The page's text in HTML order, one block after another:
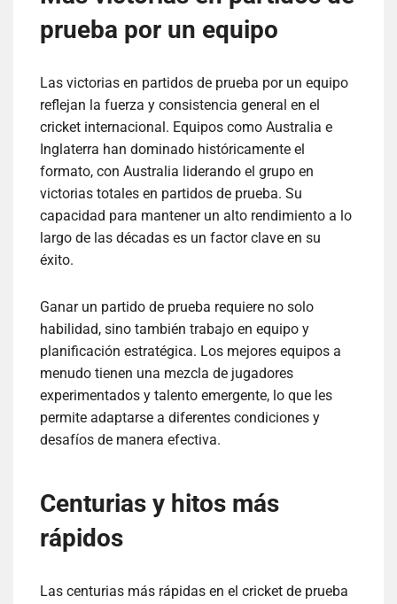
prueba por un equipo
Las victorias en partidos de prueba por un equipo
reflejan la fuerza y consistencia general en el
cricket internacional. Equipos como Australia e
Inglaterra han dominado históricamente el
formato, con Australia liderando el grupo en
victorias totales en partidos de prueba. Su
capacidad para mantener un alto rendimiento a lo
largo de las décadas es un factor clave en su
éxito.
Ganar un partido de prueba requiere no solo
habilidad, sino también trabajo en equipo y
planificación estratégica. Los mejores equipos a
menudo tienen una mezcla de jugadores
experimentados y talento emergente, lo que les
permite adaptarse a diferentes condiciones y
desafíos de manera efectiva.
Centurias y hitos más
rápidos
Las centurias más rápidas en el cricket de prueba